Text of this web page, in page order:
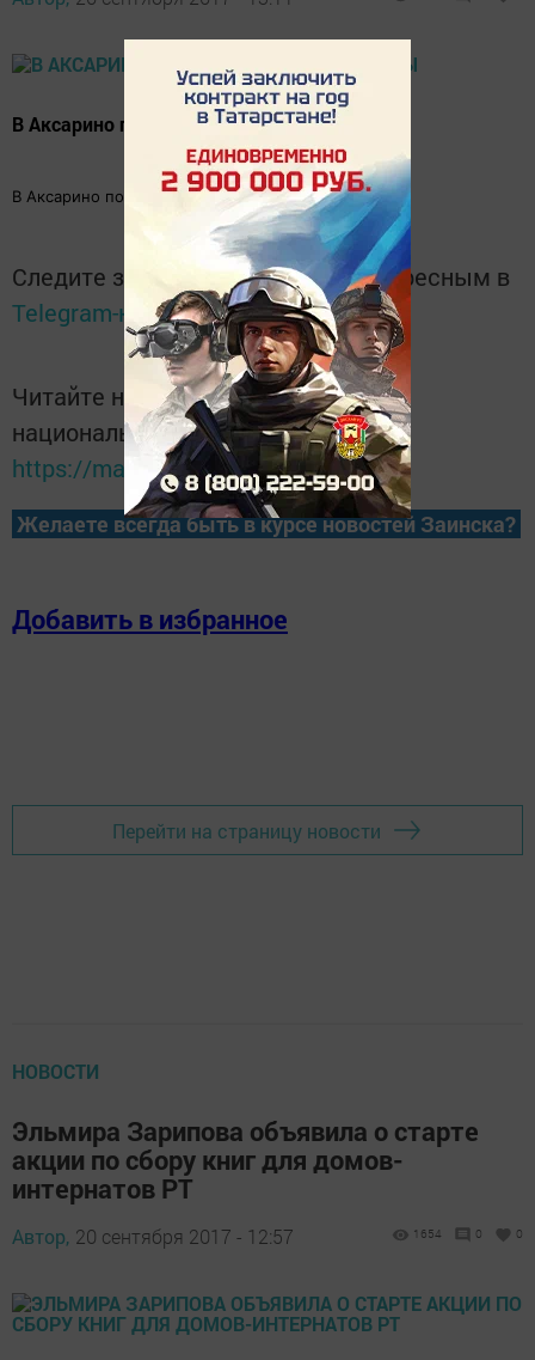
В Аксарино показали новые объекты
В Аксарино показали новые объекты
Следите за самым важным и интересным в
Telegram-каналеТатмедиа
Читайте новости Татарстана в
национальном мессенджере MАХ:
https://max.ru/tatmedia
Желаете всегда быть в курсе новостей Заинска?
Добавить в избранное
Перейти на страницу новости
НОВОСТИ
Эльмира Зарипова объявила о старте
акции по сбору книг для домов-
интернатов РТ
Автор, 20 сентября 2017 - 12:57 1654 0 0